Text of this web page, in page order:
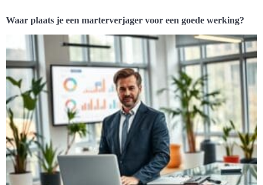
Waar plaats je een marterverjager voor een goede werking?